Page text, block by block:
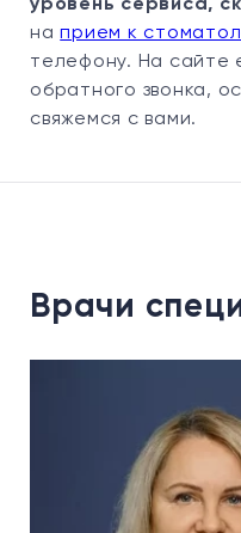
уровень сервиса,
наприем к
телефону. На сайте
обратного звонка,
свяжемся с вами.
Врачи